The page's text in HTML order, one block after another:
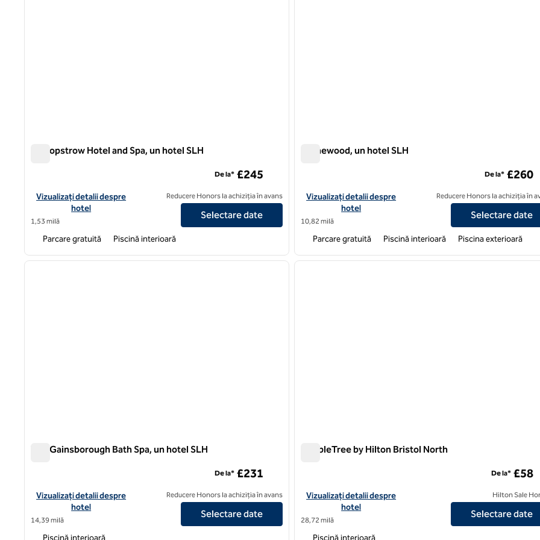
Bishopstrow Hotel and Spa, un hotel SLH
Vizualizați detaliile hotelului pentru Bishopstrow Hotel and Spa, un hotel SLH
Vizualizați detalii despre
hotel
1,53 milă
De la* £245
Reducere Honors la achiziția în avans
Selectare date
Parcare gratuită Piscină interioară
Homewood, un hotel SLH
Vizualizați detaliile hotelului pentru Homewood, un hotel SLH
Vizualizați detalii despre
hotel
10,82 milă
De la* £260
Reducere Honors la achiziția în
Selectare date
Parcare gratuită Piscină interioară Piscina exterioară
1 din 13
imaginea următoare
The Gainsborough Bath Spa, un hotel SLH
Vizualizați detaliile hotelului pentru The Gainsborough Bath Spa, un hotel SLH
Vizualizați detalii despre
hotel
14,39 milă
De la* £231
Reducere Honors la achiziția în avans
Selectare date
1 din 12
DoubleTree by Hilton Bristol North
Vizualizați detaliile hotelului DoubleTree by Hilton Bristol North
Vizualizați detalii despre
hotel
28,72 milă
De la* £58
Hilton Sale
Selectare date